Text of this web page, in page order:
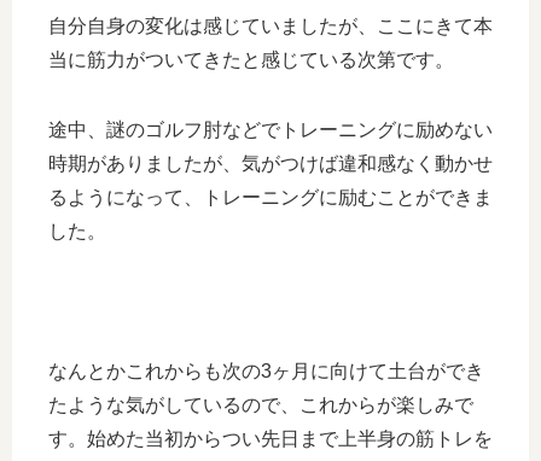
自分自身の変化は感じていましたが、ここにきて本
当に筋力がついてきたと感じている次第です。
途中、謎のゴルフ肘などでトレーニングに励めない
時期がありましたが、気がつけば違和感なく動かせ
るようになって、トレーニングに励むことができま
した。
なんとかこれからも次の3ヶ月に向けて土台ができ
たような気がしているので、これからが楽しみで
す。始めた当初からつい先日まで上半身の筋トレを